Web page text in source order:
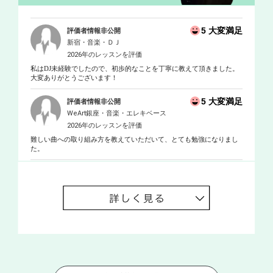
評価者情報非公開 5 大変満足
新宿・音楽・ＤＪ
2026年のレッスンを評価
私はDJ未経験でしたので、初歩的なことを丁寧に教えて頂きました。
大変ありがとうございます！
評価者情報非公開 5 大変満足
WeArt銀座・音楽・エレキベース
2026年のレッスンを評価
難しい曲への取り組み方を教えていただいて、とても勉強になりまし
た。